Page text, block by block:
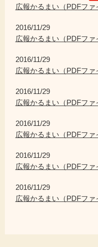
広報かるまい（PDFファ
2016/11/29
広報かるまい（PDFファ
2016/11/29
広報かるまい（PDFファ
2016/11/29
広報かるまい（PDFファ
2016/11/29
広報かるまい（PDFファ
2016/11/29
広報かるまい（PDFファ
2016/11/29
広報かるまい（PDFファ